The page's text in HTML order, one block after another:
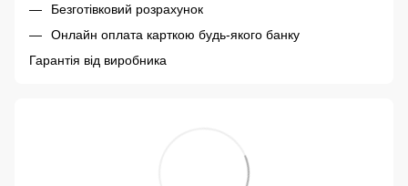
Безготівковий розрахунок
Онлайн оплата карткою будь-якого банку
Гарантія від виробника